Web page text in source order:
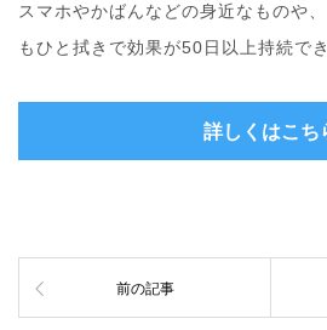
スマホやかばんなどの身近なものや
もひと拭きで効果が50日以上持続でき
詳しくはこち
前の記事